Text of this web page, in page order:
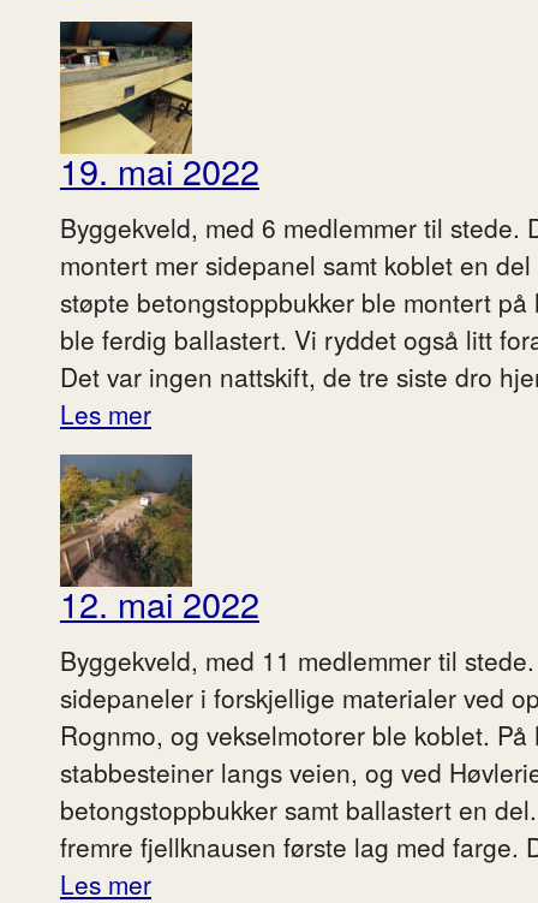
19. mai 2022
Byggekveld, med 6 medlemmer til stede.
montert mer sidepanel samt koblet en
støpte betongstoppbukker ble montert
ble ferdig ballastert. Vi ryddet også litt
Det var ingen nattskift, de tre siste dro
Les mer
12. mai 2022
Byggekveld, med 11 medlemmer til
sidepaneler i forskjellige materialer ved
Rognmo, og vekselmotorer ble koblet.
stabbesteiner langs veien, og ved
betongstoppbukker samt ballastert en
fremre fjellknausen første lag med farge.
Les mer